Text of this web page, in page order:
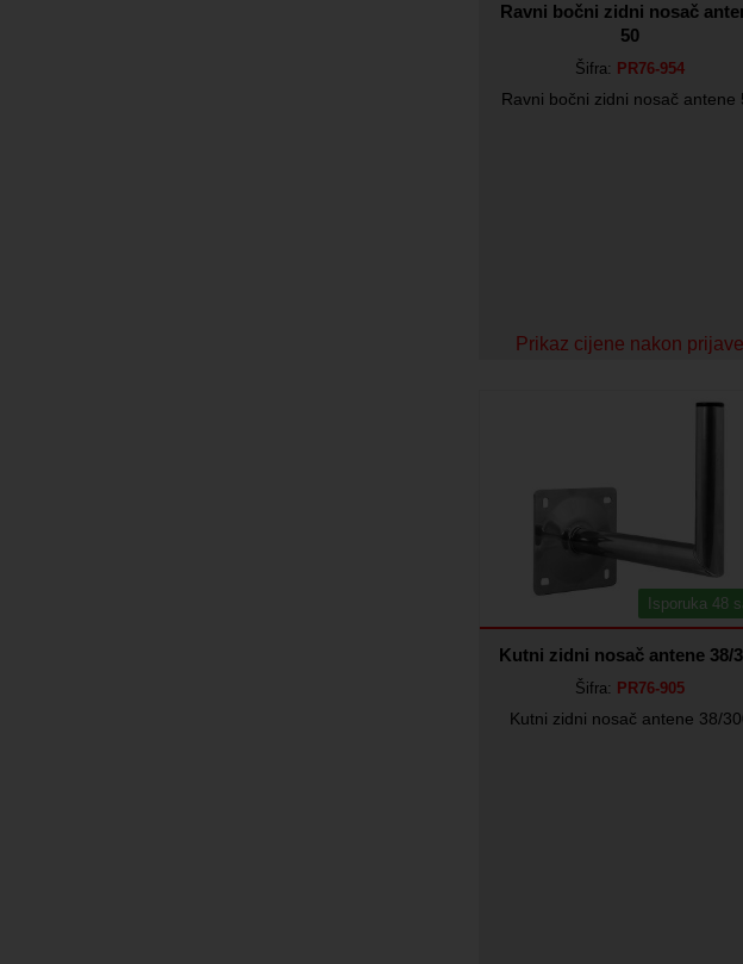
Ravni bočni zidni nosač
50
Šifra: PR76-954
Ravni bočni zidni nosač antene
Prikaz cijene nakon prijave
Isporuka 48
Kutni zidni nosač antene 38/
Šifra: PR76-905
Kutni zidni nosač antene 38/